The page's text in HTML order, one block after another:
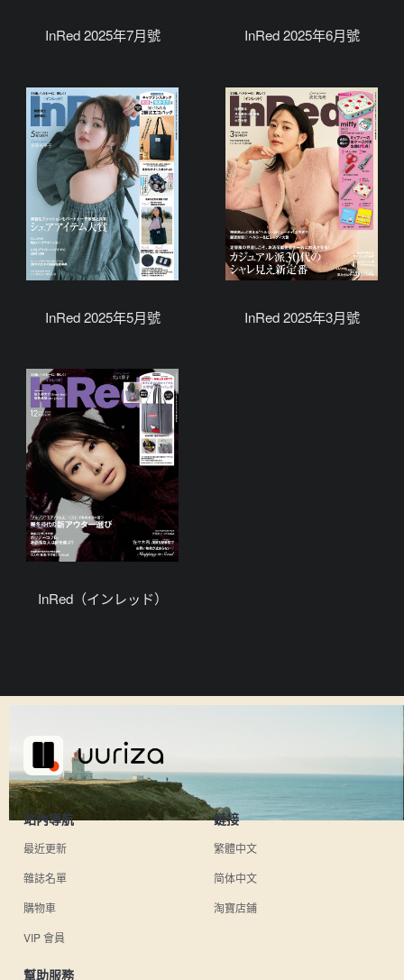
InRed 2025年7月號 InRed 2025年6月號
InRed 2025年5月號 InRed 2025年3月號
InRed（インレッド）
站內導航
最近更新
雜誌名單
購物車
VIP 會員
鏈接
繁體中文
简体中文
淘寶店鋪
幫助服務